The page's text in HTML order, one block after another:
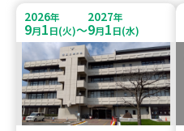
2026年
9月1日(火)～
2027年
9月1日(水)